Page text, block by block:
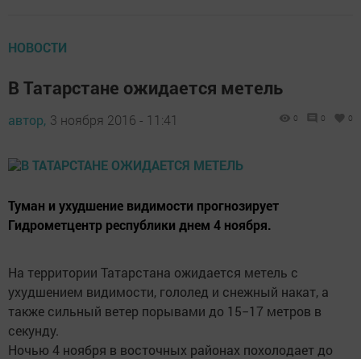
НОВОСТИ
В Татарстане ожидается метель
автор, 3 ноября 2016 - 11:41 0 0 0
Туман и ухудшение видимости прогнозирует
Гидрометцентр республики днем 4 ноября.
На территории Татарстана ожидается метель с
ухудшением видимости, гололед и снежный накат, а
также сильный ветер порывами до 15−17 метров в
секунду.
Ночью 4 ноября в восточных районах похолодает до